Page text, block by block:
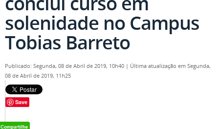
solenidade no Campus
Tobias Barreto
Publicado: Segunda, 08 de Abril de 2019, 10h40 | Última atualização em Segunda,
08 de Abril de 2019, 11h25
Save